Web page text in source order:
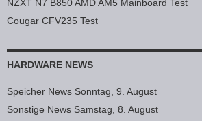
NZXT N7 B850 AMD AM5 Mainboard Test
Cougar CFV235 Test
HARDWARE NEWS
Speicher News Sonntag, 9. August
Sonstige News Samstag, 8. August